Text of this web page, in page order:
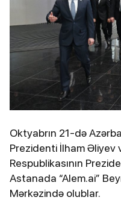
Oktyabrın 21-də
Prezidenti İlham Əliyev
Respublikasının
Astanada “Alem.ai”
Mərkəzində olublar.